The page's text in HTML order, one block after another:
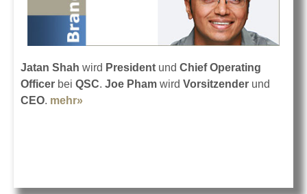
Jatan Shah wird President und Chief Operating
Officer bei QSC. Joe Pham wird Vorsitzender und
CEO. mehr»